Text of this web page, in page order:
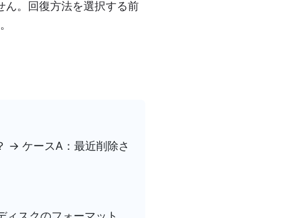
ん。回復方法を選択する前
→ ケースA：最近削除さ